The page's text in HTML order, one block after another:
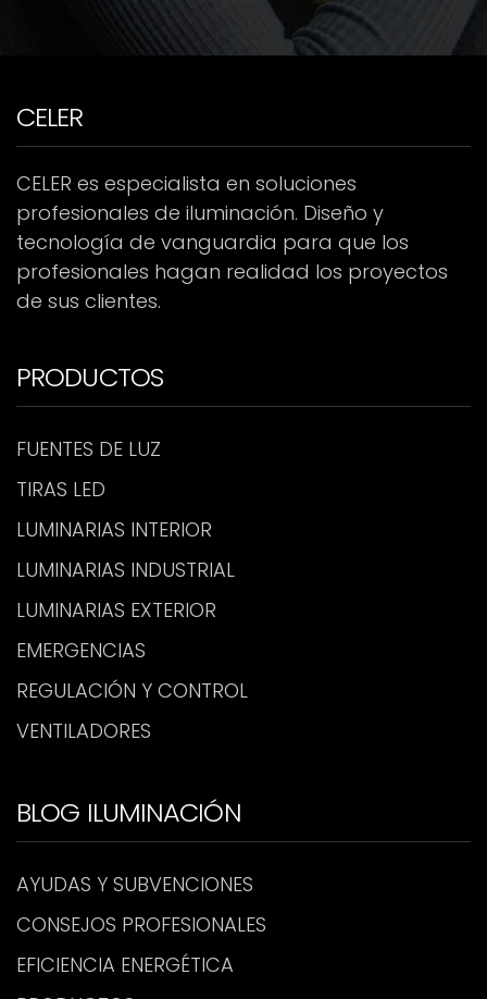
CELER
CELER es especialista en soluciones
profesionales de iluminación. Diseño y
tecnología de vanguardia para que los
profesionales hagan realidad los proyectos
de sus clientes.
PRODUCTOS
FUENTES DE LUZ
TIRAS LED
LUMINARIAS INTERIOR
LUMINARIAS INDUSTRIAL
LUMINARIAS EXTERIOR
EMERGENCIAS
REGULACIÓN Y CONTROL
VENTILADORES
BLOG ILUMINACIÓN
AYUDAS Y SUBVENCIONES
CONSEJOS PROFESIONALES
EFICIENCIA ENERGÉTICA